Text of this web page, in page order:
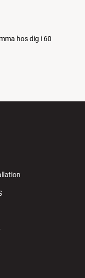
hos dig i 60